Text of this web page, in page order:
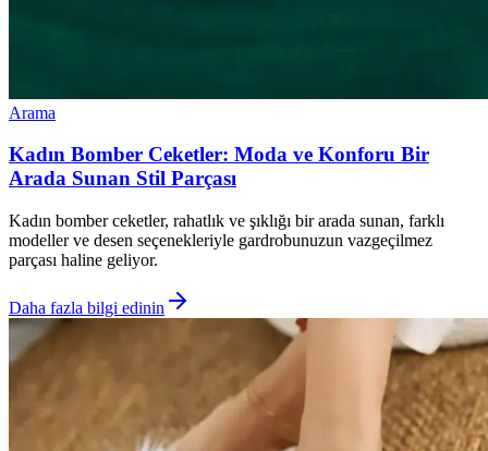
Arama
Kadın Bomber Ceketler: Moda ve Konforu Bir
Arada Sunan Stil Parçası
Kadın bomber ceketler, rahatlık ve şıklığı bir arada sunan, farklı
modeller ve desen seçenekleriyle gardrobunuzun vazgeçilmez
parçası haline geliyor.
Daha fazla bilgi edinin